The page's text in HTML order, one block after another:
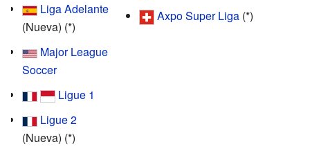
Liga Adelante
(Nueva) (*)
Major League
Soccer
Ligue 1
Ligue 2
(Nueva) (*)
Axpo Super Liga (*)